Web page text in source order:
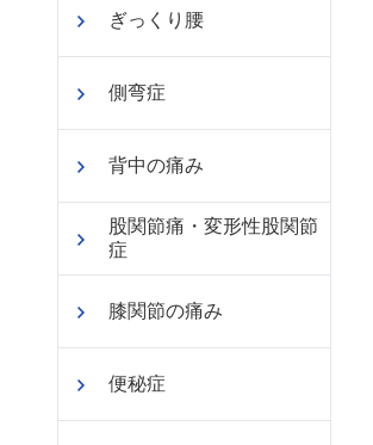
ぎっくり腰
側弯症
背中の痛み
股関節痛・変形性股関節
症
膝関節の痛み
便秘症